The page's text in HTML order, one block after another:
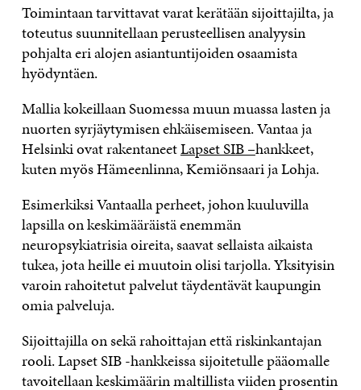
Toimintaan tarvittavat varat kerätään sijoittajilta, ja
toteutus suunnitellaan perusteellisen analyysin
pohjalta eri alojen asiantuntijoiden osaamista
hyödyntäen.
Mallia kokeillaan Suomessa muun muassa lasten ja
nuorten syrjäytymisen ehkäisemiseen. Vantaa ja
Helsinki ovat rakentaneetLapset SIB –hankkeet,
kuten myös Hämeenlinna, Kemiönsaari ja Lohja.
Esimerkiksi Vantaalla perheet, johon kuuluvilla
lapsilla on keskimääräistä enemmän
neuropsykiatrisia oireita, saavat sellaista aikaista
tukea, jota heille ei muutoin olisi tarjolla. Yksityisin
varoin rahoitetut palvelut täydentävät kaupungin
omia palveluja.
Sijoittajilla on sekä rahoittajan että riskinkantajan
rooli. Lapset SIB -hankkeissa sijoitetulle pääomalle
tavoitellaan keskimäärin maltillista viiden prosentin